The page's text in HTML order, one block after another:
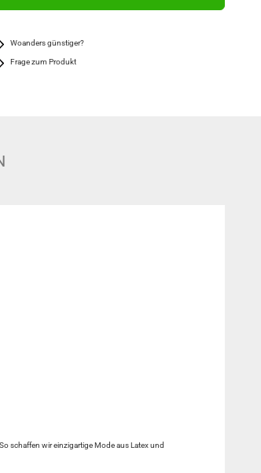
Woanders günstiger?
Frage zum Produkt
schaffen wir einzigartige Mode aus Latex und